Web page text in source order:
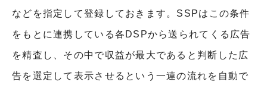
などを指定して登録しておきます。SSPはこの条件
をもとに連携している各DSPから送られてくる広告
を精査し、その中で収益が最大であると判断した広
告を選定して表示させるという一連の流れを自動で